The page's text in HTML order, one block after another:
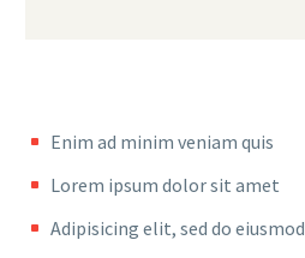
Enim ad minim veniam quis
Lorem ipsum dolor sit amet
Adipisicing elit, sed do eiusmod